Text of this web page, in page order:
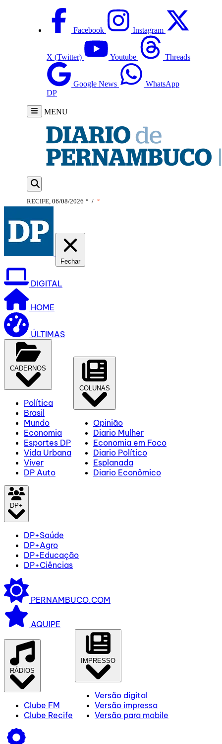
Facebook Instagram
X (Twitter) Youtube Threads
Google News
WhatsApp
DP
MENU
RECIFE, 06/08/2026 ° / °
Fechar
DIGITAL
HOME
ÚLTIMAS
CADERNOS
Política
Brasil
Mundo
Economia
Esportes DP
Vida Urbana
Viver
DP Auto
COLUNAS
Opinião
Diario Mulher
Economia em Foco
Diario Político
Esplanada
Diario Econômico
DP+
DP+Saúde
DP+Agro
DP+Educação
DP+Ciências
PERNAMBUCO.COM
AQUIPE
RÁDIOS
Clube FM
Clube Recife
IMPRESSO
Versão digital
Versão impressa
Versão para mobile